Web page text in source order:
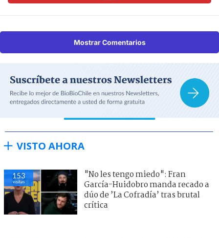
Mostrar Comentarios
VISTO AHORA
153
visitas
"No les tengo miedo": Fran
García-Huidobro manda recado a
dúo de ’La Cofradía’ tras brutal
crítica